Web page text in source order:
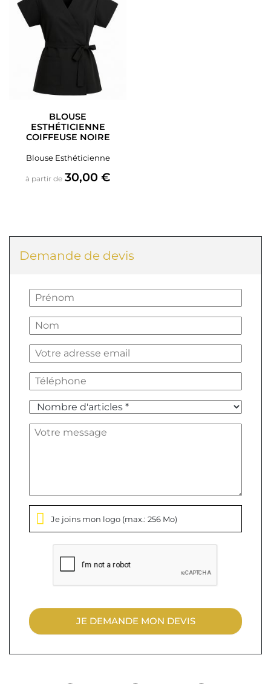
BLOUSE
ESTHÉTICIENNE
COIFFEUSE NOIRE
Blouse Esthéticienne
à partir de Prix
30,00 €
Demande de devis
Je joins mon logo (max.: 256 Mo)
JE DEMANDE MON DEVIS